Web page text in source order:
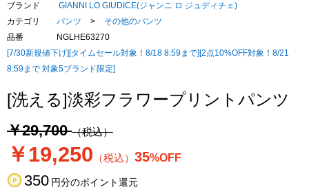
ブランド
GIANNI LO GIUDICE(ジャンニ ロ ジュディチェ)
カテゴリ
パンツ >
その他のパンツ
品番
NGLHE63270
[7/30新規値下げ][タイムセール対象！8/18 8:59まで][2点10%OFF対象！8/21
8:59まで 対象5ブランド限定]
[洗える]淡彩フラワープリントパンツ
￥29,700（税込）
￥19,250 （税込） 35%OFF
350 円分のポイント還元